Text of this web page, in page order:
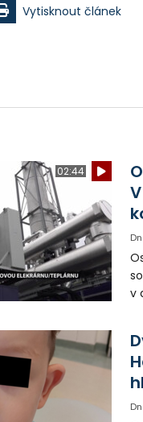
Vytisknout článek
02:44
v